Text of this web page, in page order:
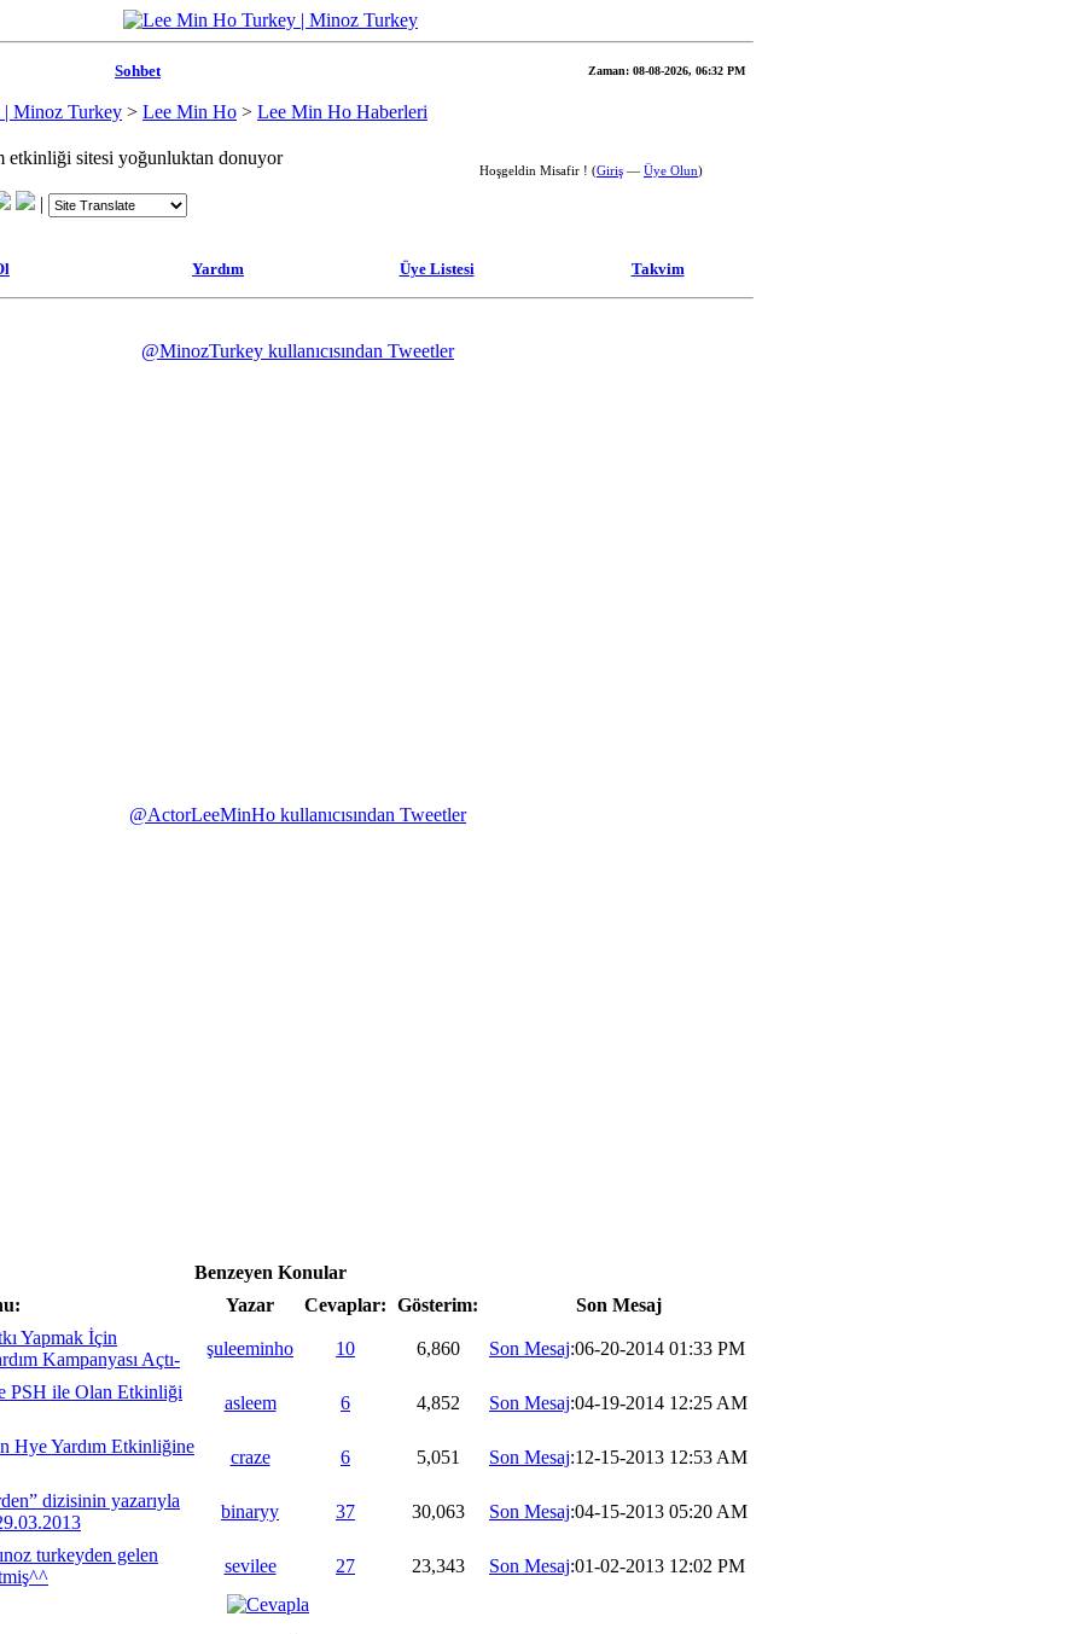
Sohbet Zaman: 08-08-2026, 06:32 PM
Minoz Turkey > Lee Min Ho > Lee Min Ho Haberleri
etkinliği sitesi yoğunluktan donuyor
|
Hoşgeldin Misafir ! (Giriş — Üye Olun)
Yardım Üye Listesi Takvim
@MinozTurkey kullanıcısından Tweetler
@ActorLeeMinHo kullanıcısından Tweetler
Benzeyen Konular
Yazar Cevaplar: Gösterim:
Son Mesaj
Yapmak İçin
Kampanyası Açtı-
şuleeminho 10 6,860 Son Mesaj:06-20-2014 01:33 PM
PSH ile Olan Etkinliği
asleem 6 4,852 Son Mesaj:04-19-2014 12:25 AM
Hye Yardım Etkinliğine
craze 6 5,051 Son Mesaj:12-15-2013 12:53 AM
dizisinin yazarıyla
binaryy 37 30,063 Son Mesaj:04-15-2013 05:20 AM
turkeyden gelen
sevilee 27 23,343 Son Mesaj:01-02-2013 12:02 PM